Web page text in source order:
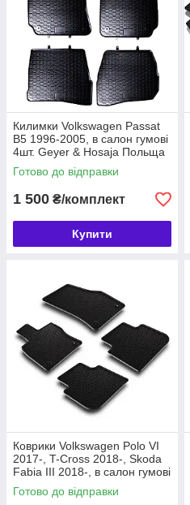
Килимки Volkswagen Passat
B5 1996-2005, в салон гумові
4шт. Geyer & Hosaja Польща
(817/4C)
Готово до відправки
1 500 ₴/комплект
Купити
Коврики Volkswagen Polo VI
2017-, T-Cross 2018-, Skoda
Fabia III 2018-, в салон гумові
4шт. Geyer & Hosaja Польща
(889/4C)
Готово до відправки